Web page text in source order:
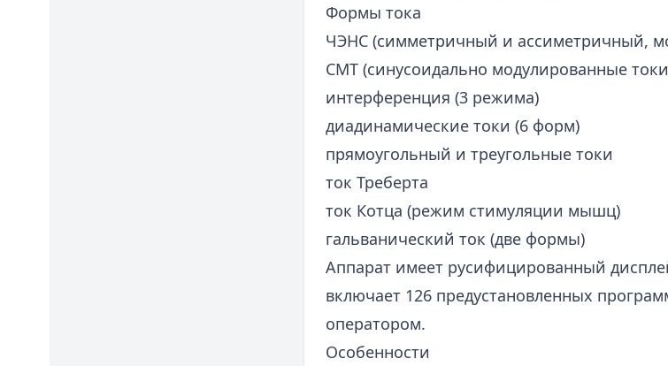
Формы тока
ЧЭНС (симметричный и ассиметричный,
СМТ (синусоидально модулированные
интерференция (3 режима)
диадинамические токи (6 форм)
прямоугольный и треугольные токи
ток Треберта
ток Котца (режим стимуляции мышц)
гальванический ток (две формы)
Аппарат имеет русифицированный
включает 126 предустановленных
оператором.
Особенности